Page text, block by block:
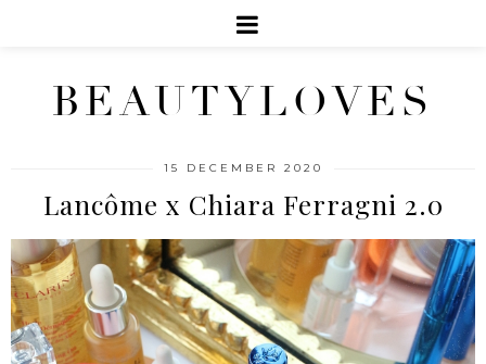
BEAUTYLOVES
15 DECEMBER 2020
Lancôme x Chiara Ferragni 2.0